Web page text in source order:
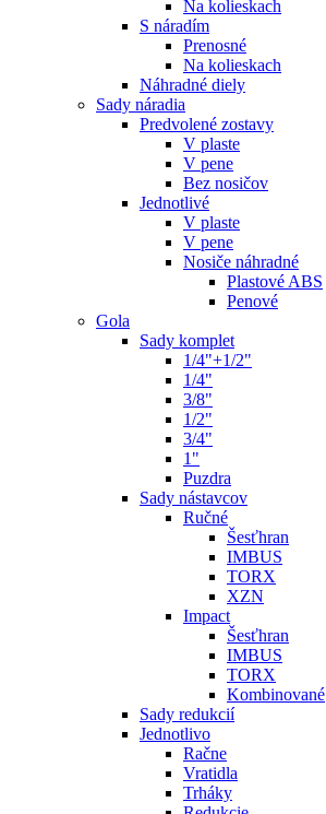
Na kolieskach
S náradím
Prenosné
Na kolieskach
Náhradné diely
Sady náradia
Predvolené zostavy
V plaste
V pene
Bez nosičov
Jednotlivé
V plaste
V pene
Nosiče náhradné
Plastové ABS
Penové
Gola
Sady komplet
1/4"+1/2"
1/4"
3/8"
1/2"
3/4"
1"
Puzdra
Sady nástavcov
Ručné
Šesťhran
IMBUS
TORX
XZN
Impact
Šesťhran
IMBUS
TORX
Kombinované
Sady redukcií
Jednotlivo
Račne
Vratidla
Trháky